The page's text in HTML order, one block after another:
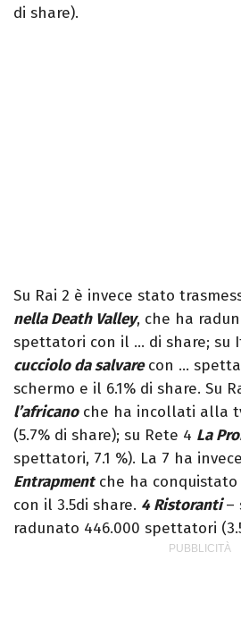
di share).
Su Rai 2 è invece stato
nella Death Valley, che ha
spettatori con il … di share; su
cucciolo da salvarecon …
schermo e il 6.1% di share. Su
l’africanoche ha incollati alla
(5.7% di share); su Rete 4 La
spettatori, 7.1 %). La 7 ha
Entrapmentche ha conquistato
con il 3.5di share. 4 Ristoranti –
radunato 446.000 spettatori